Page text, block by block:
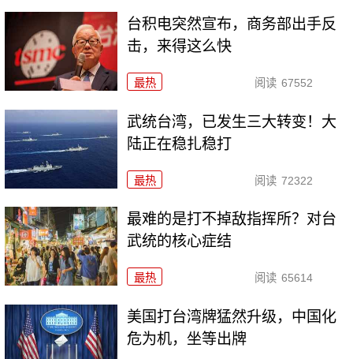
台积电突然宣布，商务部出手反
击，来得这么快
最热 阅读 67552
武统台湾，已发生三大转变！大
陆正在稳扎稳打
最热 阅读 72322
最难的是打不掉敌指挥所？对台
武统的核心症结
最热 阅读 65614
美国打台湾牌猛然升级，中国化
危为机，坐等出牌